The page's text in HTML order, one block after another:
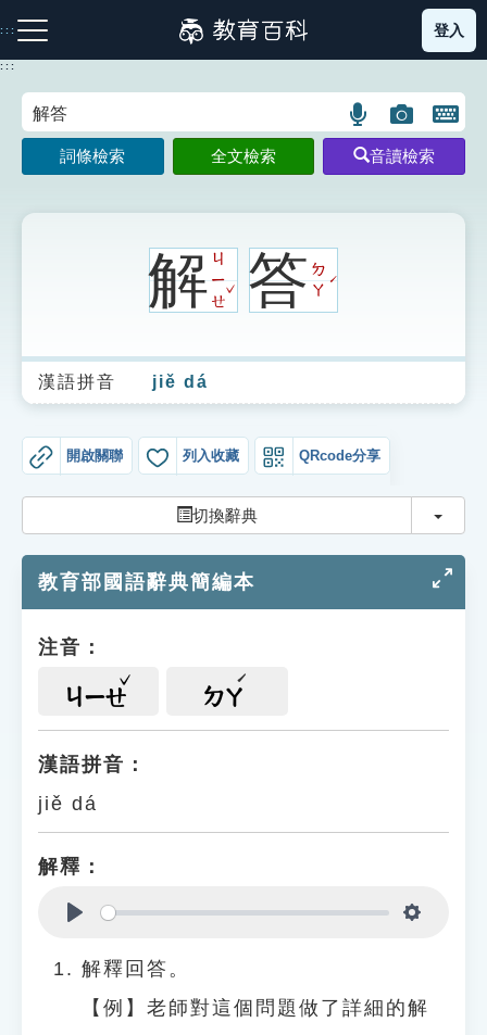
到
主
:::
注音索引圖示 筆畫索引圖示 部首索引表圖示
生字詞彙表
成語故事
索引選單
單字索引
遊戲專區
貓頭鷹博士
登入
:::
語
言
搜
圖
片
搜
開
鍵
圖
詞條檢索 全文檢索 音讀檢索
解ㄐ
ㄧ
ㄝ
ˇ答ㄉ
ㄚ
ˊ
漢語拼音 jiě dá
開啟關聯 列入收藏 QRcode分享
切換辭典 切換
教育部國語辭典簡編本
注音：
ㄐㄧㄝ ㄉㄚ
漢語拼音：
jiě dá
解釋：
解釋回答。
【例】老師對這個問題做了詳細的解